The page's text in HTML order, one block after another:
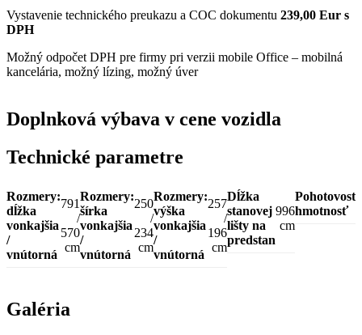
Vystavenie technického preukazu a COC dokumentu 239,00 Eur s
DPH
Možný odpočet DPH pre firmy pri verzii mobile Office – mobilná
kancelária, možný lízing, možný úver
Doplnková výbava v cene vozidla
Technické parametre
Rozmery:
dĺžka
vonkajšia
/
vnútorná
791
/
570
cm
Rozmery:
šírka
vonkajšia
/
vnútorná
250
/
234
cm
Rozmery:
výška
vonkajšia
/
vnútorná
257
/
196
cm
Dĺžka
stanovej
lišty na
predstan
996
cm
hmotnosť
Galéria